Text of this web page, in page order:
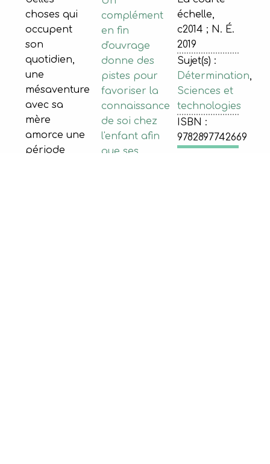
choses qui
occupent
son
quotidien,
une
mésaventure
avec sa
mère
amorce une
période
complément
en fin
d'ouvrage
donne des
pistes pour
favoriser la
connaissance
de soi chez
l'enfant afin
que ses
échelle,
c2014 ; N. É.
2019
Sujet(s) :
Détermination,
Sciences et
technologies
ISBN :
9782897742669